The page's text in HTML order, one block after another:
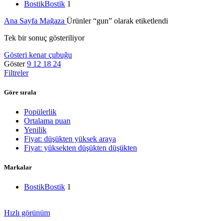
BostikBostik 1
Ana Sayfa Mağaza Ürünler “gun” olarak etiketlendi
Tek bir sonuç gösteriliyor
Gösteri kenar çubuğu
Göster9 12 18 24
Filtreler
Göre sırala
Popülerlik
Ortalama puan
Yenilik
Fiyat: düşükten yüksek araya
Fiyat: yüksekten düşükten düşükten
Markalar
BostikBostik 1
Hızlı görünüm